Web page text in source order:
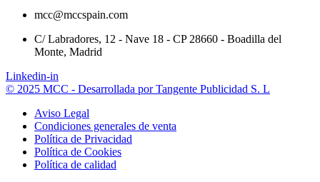
mcc@mccspain.com
C/ Labradores, 12 - Nave 18 - CP 28660 - Boadilla del
Monte, Madrid
Linkedin-in
© 2025 MCC - Desarrollada por Tangente Publicidad S. L
Aviso Legal
Condiciones generales de venta
Política de Privacidad
Política de Cookies
Política de calidad